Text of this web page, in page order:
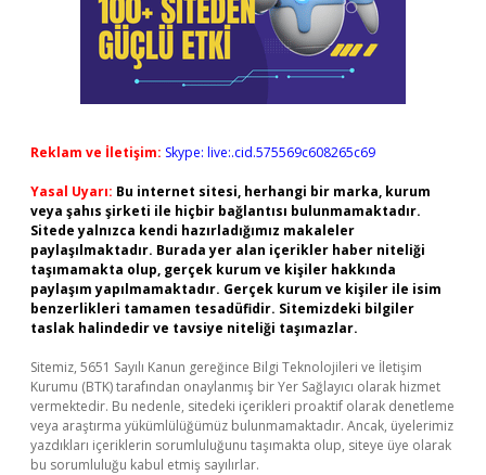
Reklam ve İletişim: Skype: live:.cid.575569c608265c69
Yasal Uyarı: Bu internet sitesi, herhangi bir marka, kurum
veya şahıs şirketi ile hiçbir bağlantısı bulunmamaktadır.
Sitede yalnızca kendi hazırladığımız makaleler
paylaşılmaktadır. Burada yer alan içerikler haber niteliği
taşımamakta olup, gerçek kurum ve kişiler hakkında
paylaşım yapılmamaktadır. Gerçek kurum ve kişiler ile isim
benzerlikleri tamamen tesadüfidir. Sitemizdeki bilgiler
taslak halindedir ve tavsiye niteliği taşımazlar.
Sitemiz, 5651 Sayılı Kanun gereğince Bilgi Teknolojileri ve İletişim
Kurumu (BTK) tarafından onaylanmış bir Yer Sağlayıcı olarak hizmet
vermektedir. Bu nedenle, sitedeki içerikleri proaktif olarak denetleme
veya araştırma yükümlülüğümüz bulunmamaktadır. Ancak, üyelerimiz
yazdıkları içeriklerin sorumluluğunu taşımakta olup, siteye üye olarak
bu sorumluluğu kabul etmiş sayılırlar.